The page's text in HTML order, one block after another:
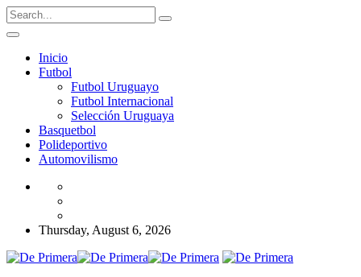
Inicio
Futbol
Futbol Uruguayo
Futbol Internacional
Selección Uruguaya
Basquetbol
Polideportivo
Automovilismo
Thursday, August 6, 2026